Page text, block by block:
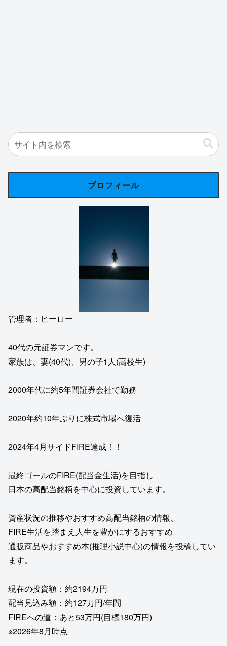
プロフィール
管理者：ヒーロー
40代の元証券マンです。
家族は、妻(40代)、男の子1人(高校生)
2000年代に約5年間証券会社で勤務
2020年約10年ぶりに株式市場へ復活
2024年4月サイドFIRE達成！！
最終ゴールのFIRE(配当金生活)を目指し
日本の高配当銘柄を中心に投資しています。
資産状況の推移やおすすめ高配当銘柄の情報、
FIRE生活を踏まえ人生を豊かにするおすすめ
通販商品やおすすめ本(推理小説中心)の情報を投稿してい
ます。
現在の投資額：約2194万円
配当見込み額：約127万円/年間
FIREへの道：あと53万円(目標180万円)
※2026年8月時点